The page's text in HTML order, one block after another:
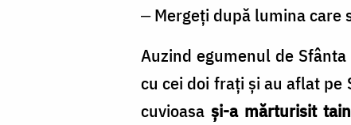
‒ Mergeţi după lumina care
Auzind egumenul de
cu cei doi fraţi şi au aflat pe
cuvioasaşi-a mărturisit